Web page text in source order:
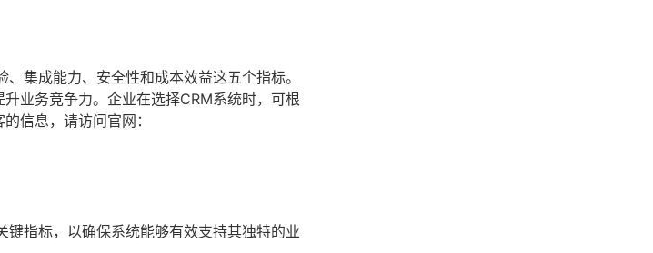
集成能力、安全性和成本效益这五个指标。
业务竞争力。企业在选择CRM系统时，可根
信息，请访问官网：
指标，以确保系统能够有效支持其独特的业